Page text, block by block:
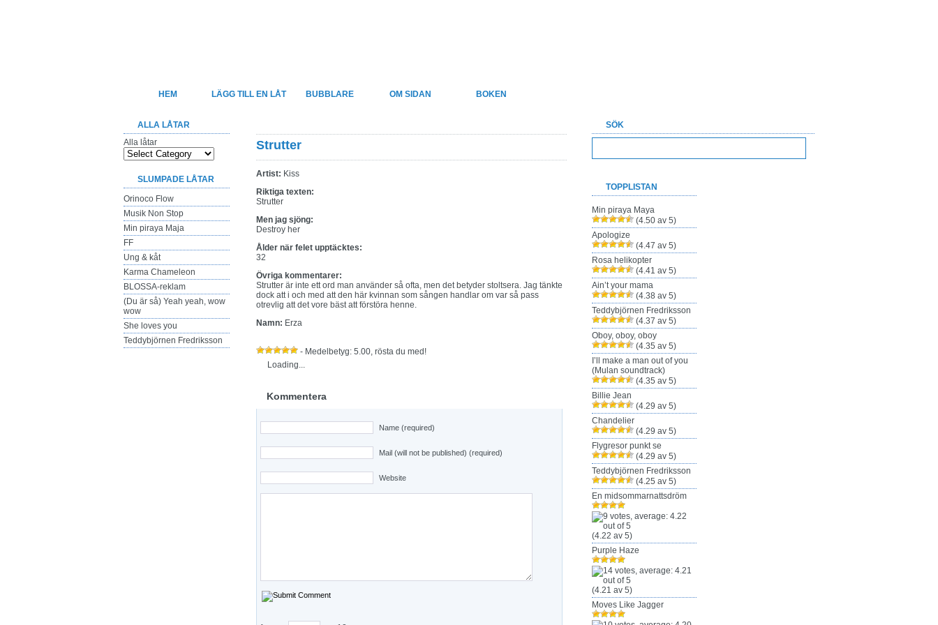
HEM LÄGG TILL EN LÅT BUBBLARE OM SIDAN BOKEN
ALLA LÅTAR
Alla låtar
SLUMPADE LÅTAR
Orinoco Flow
Musik Non Stop
Min piraya Maja
FF
Ung & kåt
Karma Chameleon
BLOSSA-reklam
(Du är så) Yeah yeah, wow
wow
She loves you
Teddybjörnen Fredriksson
Strutter
Artist: Kiss
Riktiga texten:
Strutter
Men jag sjöng:
Destroy her
Ålder när felet upptäcktes:
32
Övriga kommentarer:
Strutter är inte ett ord man använder så ofta, men det betyder stoltsera. Jag tänkte
dock att i och med att den här kvinnan som sången handlar om var så pass
otrevlig att det vore bäst att förstöra henne.
Namn: Erza
- Medelbetyg: 5.00, rösta du med!
Loading...
Kommentera
Name (required)
Mail (will not be published) (required)
Website
SÖK
TOPPLISTAN
Min piraya Maya
(4.50 av 5)
Apologize
(4.47 av 5)
Rosa helikopter
(4.41 av 5)
Ain’t your mama
(4.38 av 5)
Teddybjörnen Fredriksson
(4.37 av 5)
Oboy, oboy, oboy
(4.35 av 5)
I’ll make a man out of you
(Mulan soundtrack)
(4.35 av 5)
Billie Jean
(4.29 av 5)
Chandelier
(4.29 av 5)
Flygresor punkt se
(4.29 av 5)
Teddybjörnen Fredriksson
(4.25 av 5)
En midsommarnattsdröm
(4.22 av 5)
Purple Haze
(4.21 av 5)
Moves Like Jagger